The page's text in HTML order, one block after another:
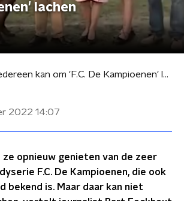
lachen
Niet iedereen kan om 'F.C. De Kampioenen' lachen
2022 14:07
ze opnieuw genieten van de zeer
F.C. De Kampioenen, die ook
bekend is. Maar daar kan niet